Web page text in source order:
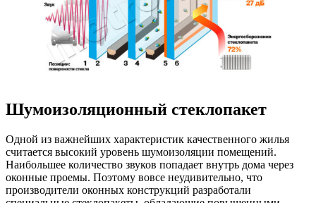
Шумоизоляционный стеклопакет
Одной из важнейших характеристик качественного жилья
считается высокий уровень шумоизоляции помещений.
Наибольшее количество звуков попадает внутрь дома через
оконные проемы. Поэтому вовсе неудивительно, что
производители оконных конструкций разработали